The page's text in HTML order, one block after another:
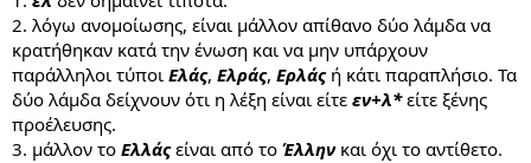
r
2. λόγω ανομοίωσης, είναι μάλλον απίθανο δύο λάμδα να
κρατήθηκαν κατά την ένωση και να μην υπάρχουν
παράλληλοι τύποι Ελάς, Ελράς, Ερλάςή κάτι παραπλήσιο. Τα
δύο λάμδα δείχνουν ότι η λέξη είναι είτε εν+λ*είτε ξένης
προέλευσης.
3. μάλλον το Ελλάςείναι από το Έλληνκαι όχι το αντίθετο.